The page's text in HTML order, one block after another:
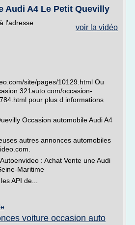
Audi A4 Le Petit Quevilly
voir la vidéo
l'adresse
site/pages/10129.html Ou
occasion-
pour plus d informations
Occasion automobile Audi A4
autres annonces automobiles
: Achat Vente une Audi
Maritime
API de...
voiture occasion auto